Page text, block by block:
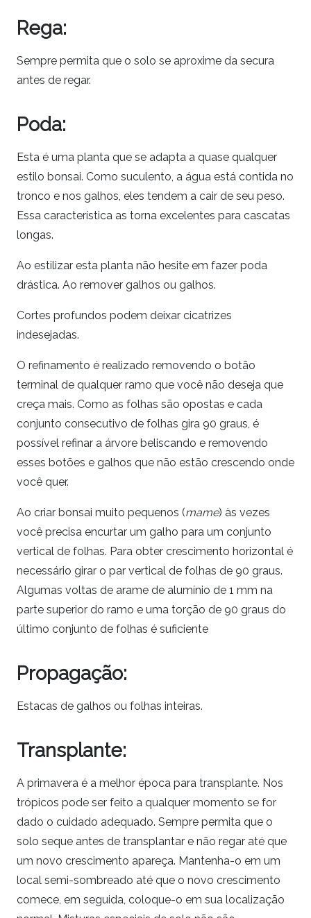
Rega:
Sempre permita que o solo se aproxime da secura
antes de regar.
Poda:
Esta é uma planta que se adapta a quase qualquer
estilo bonsai. Como suculento, a água está contida no
tronco e nos galhos, eles tendem a cair de seu peso.
Essa característica as torna excelentes para cascatas
longas.
Ao estilizar esta planta não hesite em fazer poda
drástica. Ao remover galhos ou galhos.
Cortes profundos podem deixar cicatrizes
indesejadas.
O refinamento é realizado removendo o botão
terminal de qualquer ramo que você não deseja que
creça mais. Como as folhas são opostas e cada
conjunto consecutivo de folhas gira 90 graus, é
possível refinar a árvore beliscando e removendo
esses botões e galhos que não estão crescendo onde
você quer.
Ao criar bonsai muito pequenos (mame) às vezes
você precisa encurtar um galho para um conjunto
vertical de folhas. Para obter crescimento horizontal é
necessário girar o par vertical de folhas de 90 graus.
Algumas voltas de arame de alumínio de 1 mm na
parte superior do ramo e uma torção de 90 graus do
último conjunto de folhas é suficiente
Propagação:
Estacas de galhos ou folhas inteiras.
Transplante:
A primavera é a melhor época para transplante. Nos
trópicos pode ser feito a qualquer momento se for
dado o cuidado adequado. Sempre permita que o
solo seque antes de transplantar e não regar até que
um novo crescimento apareça. Mantenha-o em um
local semi-sombreado até que o novo crescimento
comece, em seguida, coloque-o em sua localização